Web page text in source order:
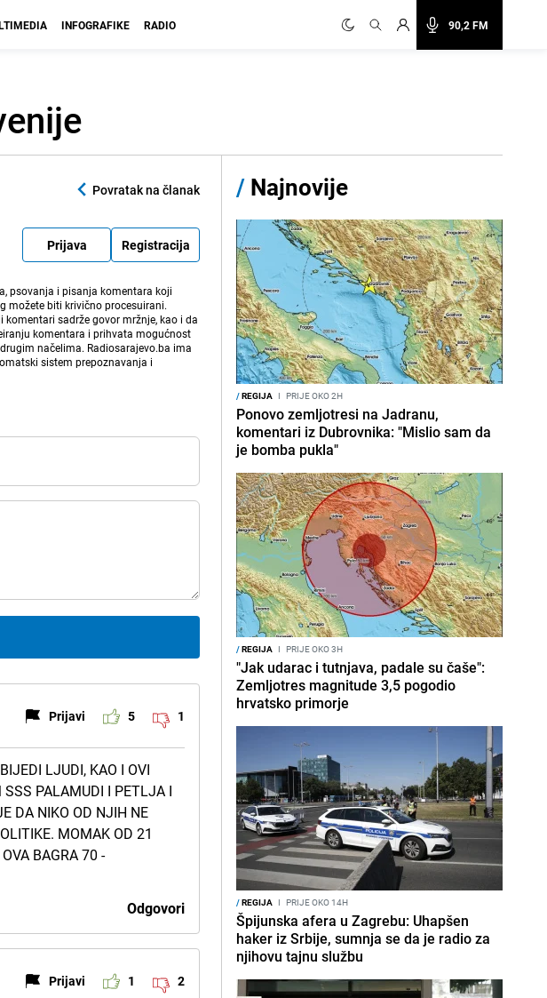
90,2 FM
INFOGRAFIKE RADIO
Povratak na članak
Prijava Registracija
psovanja i pisanja komentara koji
možete biti krivično procesuirani.
sadrže govor mržnje, kao i da
komentara i prihvata mogućnost
načelima. Radiosarajevo.ba ima
sistem prepoznavanja i
Prijavi 5 1
LJUDI, KAO I OVI
SSS PALAMUDI I PETLJA I
DA NIKO OD NJIH NE
MOMAK OD 21
BAGRA 70 -
Odgovori
Prijavi 1 2
/ Najnovije
/REGIJA I PRIJE OKO 2H
Ponovo zemljotresi na Jadranu,
komentari iz Dubrovnika: "Mislio sam da
je bomba pukla"
/REGIJA I PRIJE OKO 3H
"Jak udarac i tutnjava, padale su čaše":
Zemljotres magnitude 3,5 pogodio
hrvatsko primorje
/REGIJA I PRIJE OKO 14H
Špijunska afera u Zagrebu: Uhapšen
haker iz Srbije, sumnja se da je radio za
njihovu tajnu službu